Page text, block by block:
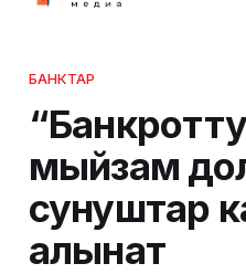
БАНКТАР
мыйзам
сунуштар
алынат